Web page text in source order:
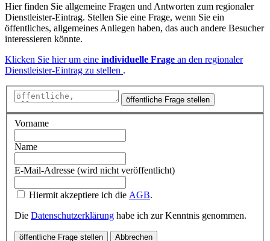
Hier finden Sie allgemeine Fragen und Antworten zum regionaler
Dienstleister-Eintrag. Stellen Sie eine Frage, wenn Sie ein
öffentliches, allgemeines Anliegen haben, das auch andere Besucher
interessieren könnte.
Klicken Sie hier um eine individuelle Frage an den regionaler
Dienstleister-Eintrag zu stellen .
öffentliche Frage stellen
Vorname
Name
E-Mail-Adresse (wird nicht veröffentlicht)
Hiermit akzeptiere ich die AGB.
Die Datenschutzerklärung habe ich zur Kenntnis genommen.
öffentliche Frage stellen Abbrechen